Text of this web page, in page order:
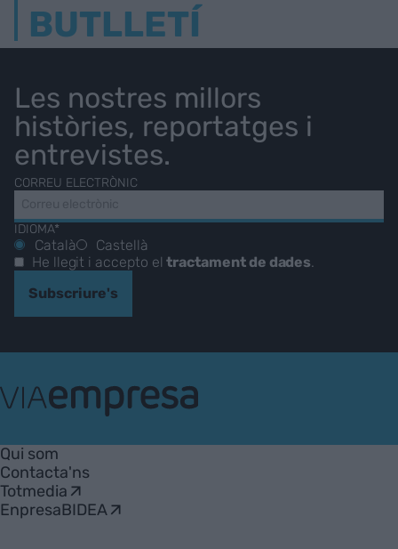
BUTLLETÍ
Les nostres millors
històries, reportatges i
entrevistes.
CORREU ELECTRÒNIC
IDIOMA*
Català
Castellà
He llegit i accepto eltractament de dades.
Subscriure's
Empresa
Qui som
Contacta'ns
Totmedia
EnpresaBIDEA